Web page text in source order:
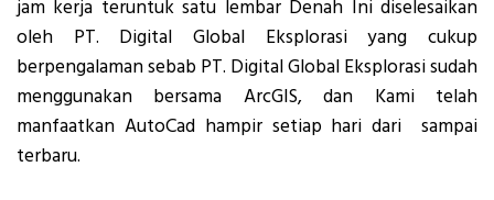
jam kerja teruntuk satu lembar Denah Ini diselesaikan
oleh PT. Digital Global Eksplorasi yang cukup
berpengalaman sebab PT. Digital Global Eksplorasi sudah
menggunakan bersama ArcGIS, dan Kami telah
manfaatkan AutoCad hampir setiap hari dari sampai
terbaru.